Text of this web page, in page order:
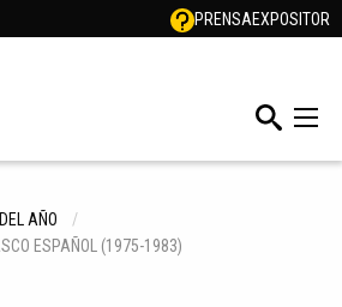
PRENSAEXPOSITOR
AÑO
ESPAÑOL (1975-1983)